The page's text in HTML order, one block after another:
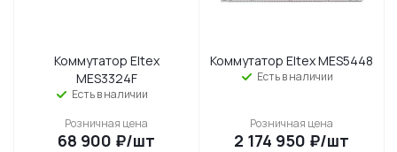
Коммутатор Eltex
MES3324F
Есть в наличии
Розничная цена
68 900 ₽/шт
Коммутатор Eltex MES5448
Есть в наличии
Розничная цена
2 174 950 ₽/шт